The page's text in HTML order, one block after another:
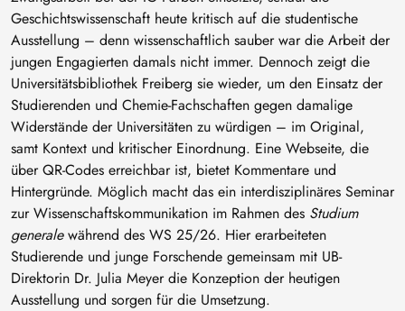
Geschichtswissenschaft heute kritisch auf die studentische
Ausstellung – denn wissenschaftlich sauber war die Arbeit der
jungen Engagierten damals nicht immer. Dennoch zeigt die
Universitätsbibliothek Freiberg sie wieder, um den Einsatz der
Studierenden und Chemie-Fachschaften gegen damalige
Widerstände der Universitäten zu würdigen – im Original,
samt Kontext und kritischer Einordnung. Eine Webseite, die
über QR-Codes erreichbar ist, bietet Kommentare und
Hintergründe. Möglich macht das ein interdisziplinäres Seminar
zur Wissenschaftskommunikation im Rahmen des Studium
generalewährend des WS 25/26. Hier erarbeiteten
Studierende und junge Forschende gemeinsam mit UB-
Direktorin Dr. Julia Meyer die Konzeption der heutigen
Ausstellung und sorgen für die Umsetzung.